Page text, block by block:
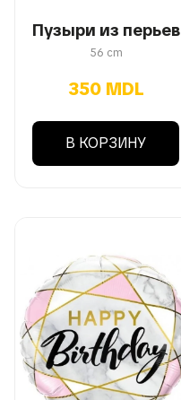
Пузыри из перьев
56 cm
350 MDL
В КОРЗИНУ